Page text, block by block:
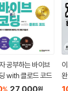
모습을 많이 보았습
기술이 아닌 업무
니다. 기술보다 중
게 처리되어야 하는
에서 진정한 자동
과 AI 도구를 단순
혁신의 도구로 활
공부하는 바이브
with 클로드 코드
원